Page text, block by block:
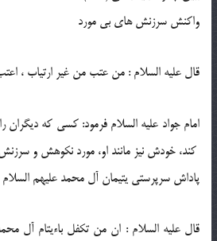
واكنش سرزنش هاى بى مورد
قال عليه السلام : من عتب من غير ارتياب ،
امام جواد عليه السلام فرمود: كسى كه
كند، خودش نيز مانند او، مورد نكوهش و سرزنش
پاداش سرپرستى يتيمان آل محمد عليهم السلام
قال عليه السلام : ان من تكفل باءيتام آل